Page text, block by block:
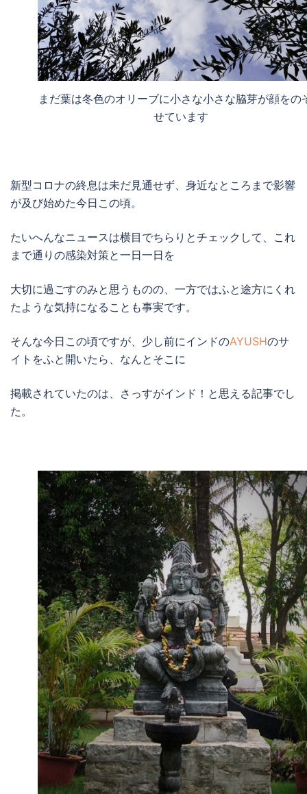
まだ葉は冬色のオリーブに小さな小さな脇芽が顔をの
せています
新型コロナの終息は未だ見通せず、身近なところまで影響
が及び始めた今日この頃。
たいへんなニュースは横目でちらりとチェックして、これ
まで通りの感染対策と一日一日を
大切に過ごすのみと思うものの、一方ではふと途方にくれ
たような気持になることも事実です。
そんな今日この頃ですが、少し前にインドのAYUSHのサ
イトをふと開いたら、なんとそこに
掲載されていたのは、さっすがインド！と思える記事でし
た。